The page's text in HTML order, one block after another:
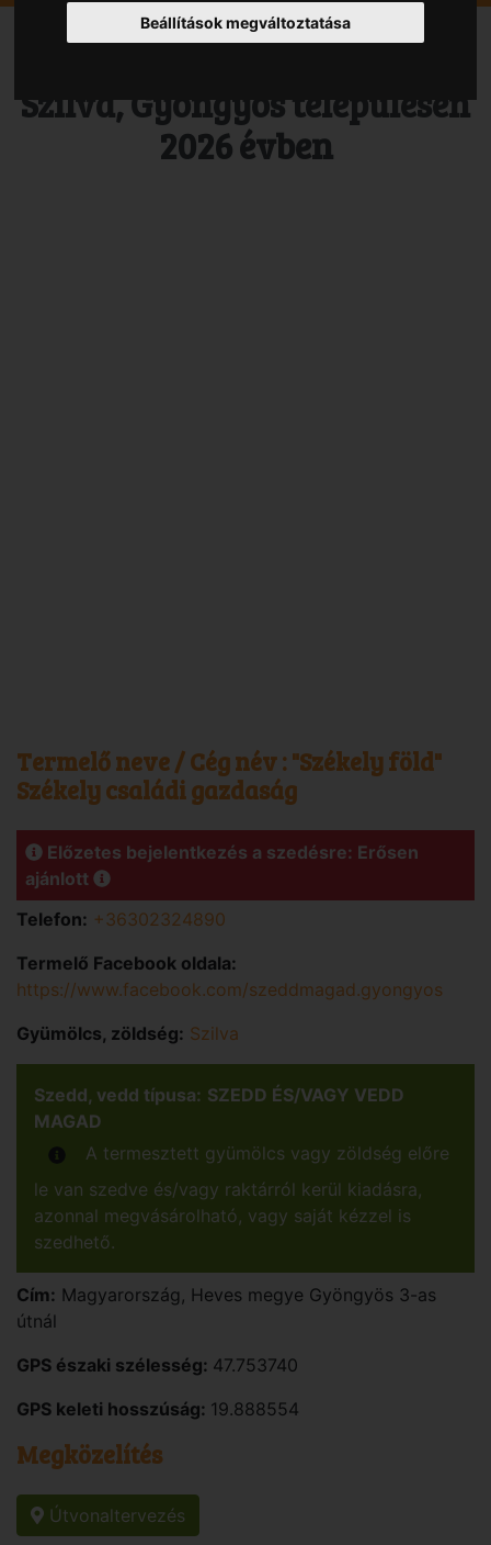
Beállítások megváltoztatása
Szilva, Gyöngyös településen
2026 évben
Termelő neve / Cég név : "Székely föld"
Székely családi gazdaság
Előzetes bejelentkezés a szedésre: Erősen
ajánlott
Telefon: +36302324890
Termelő Facebook oldala:
https://www.facebook.com/szeddmagad.gyongyos
Gyümölcs, zöldség: Szilva
Szedd, vedd típusa: SZEDD ÉS/VAGY VEDD
MAGAD
A termesztett gyümölcs vagy zöldség előre
le van szedve és/vagy raktárról kerül kiadásra,
azonnal megvásárolható, vagy saját kézzel is
szedhető.
Cím: Magyarország , Heves megye Gyöngyös 3-as
útnál
GPS északi szélesség: 47.753740
GPS keleti hosszúság: 19.888554
Megközelítés
Útvonaltervezés